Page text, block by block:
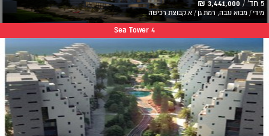
5 חד' / 3,441,000 ₪
מידי / מבוא נגבה, רמת גן / א.קבוצת רכישה
Sea Tower 4